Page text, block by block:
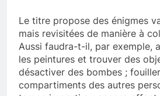
Le titre propose des énigmes
mais revisitées de manière à
Aussi faudra-t-il, par exemple,
les peintures et trouver des
désactiver des bombes ;
compartiments des autres